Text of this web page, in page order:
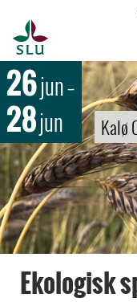
26jun–
28jun Kalø
Ekologisk